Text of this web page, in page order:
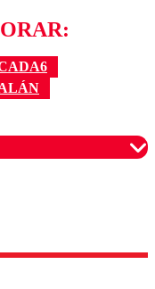
garantizar un